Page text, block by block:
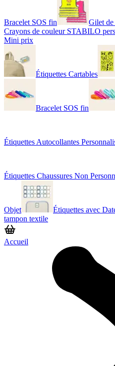
Bracelet SOS fin
Gilet de
Crayons de couleur STABILO
Mini prix
Étiquettes Cartables
Bracelet SOS fin
Étiquettes Autocollantes
Étiquettes Chaussures Non
Objet Étiquettes avec
tampon textile
Accueil